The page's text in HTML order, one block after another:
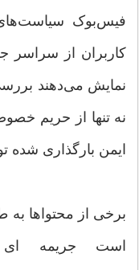
فیس‌بوک
کاربران از سراسر
نمایش می‌دهند
نه تنها از حریم
ایمن بارگذاری شده
برخی از محتواها
است جریمه ای